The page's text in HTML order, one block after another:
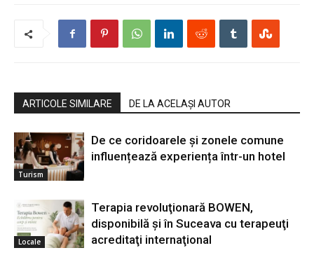
ARTICOLE SIMILARE DE LA ACELAȘI AUTOR
Turism
De ce coridoarele și zonele comune
influențează experiența într-un hotel
Locale
Terapia revoluţionară BOWEN,
disponibilă şi în Suceava cu terapeuţi
acreditaţi internaţional